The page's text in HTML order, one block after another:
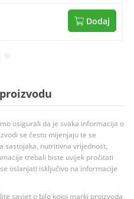
Dodaj
osigurali da je svaka informacija o
se često mijenjaju te se
sastojaka, nutritivna vrijednost,
trebali biste uvijek pročitati
oslanjati isključivo na informacije
savjet o bilo kojoj marki proizvoda